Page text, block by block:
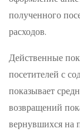
полученного
расходов.
Действенные
посетителей с
показывает
возвращений
вернувшихся на